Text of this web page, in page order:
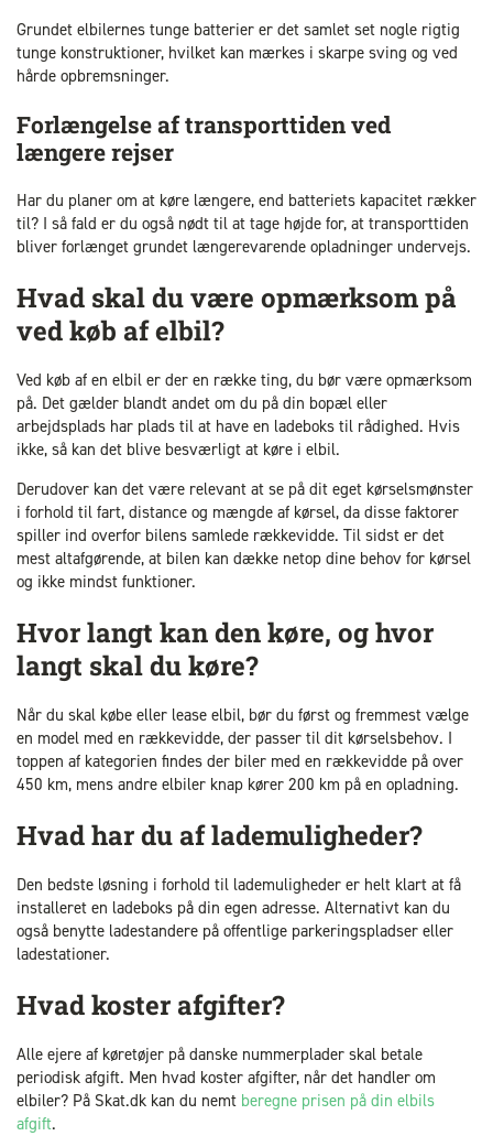
Grundet elbilernes tunge batterier er det samlet set nogle rigtig
tunge konstruktioner, hvilket kan mærkes i skarpe sving og ved
hårde opbremsninger.
Forlængelse af transporttiden ved
længere rejser
Har du planer om at køre længere, end batteriets kapacitet rækker
til? I så fald er du også nødt til at tage højde for, at transporttiden
bliver forlænget grundet længerevarende opladninger undervejs.
Hvad skal du være opmærksom på
ved køb af elbil?
Ved køb af en elbil er der en række ting, du bør være opmærksom
på. Det gælder blandt andet om du på din bopæl eller
arbejdsplads har plads til at have en ladeboks til rådighed. Hvis
ikke, så kan det blive besværligt at køre i elbil.
Derudover kan det være relevant at se på dit eget kørselsmønster
i forhold til fart, distance og mængde af kørsel, da disse faktorer
spiller ind overfor bilens samlede rækkevidde. Til sidst er det
mest altafgørende, at bilen kan dække netop dine behov for kørsel
og ikke mindst funktioner.
Hvor langt kan den køre, og hvor
langt skal du køre?
Når du skal købe eller lease elbil, bør du først og fremmest vælge
en model med en rækkevidde, der passer til dit kørselsbehov. I
toppen af kategorien findes der biler med en rækkevidde på over
450 km, mens andre elbiler knap kører 200 km på en opladning.
Hvad har du af lademuligheder?
Den bedste løsning i forhold til lademuligheder er helt klart at få
installeret en ladeboks på din egen adresse. Alternativt kan du
også benytte ladestandere på offentlige parkeringspladser eller
ladestationer.
Hvad koster afgifter?
Alle ejere af køretøjer på danske nummerplader skal betale
periodisk afgift. Men hvad koster afgifter, når det handler om
elbiler? På Skat.dk kan du nemt beregne prisen på din elbils
afgift.